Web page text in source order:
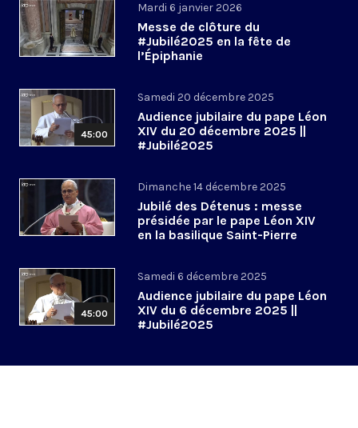
Mardi 6 janvier 2026
Messe de clôture du
#Jubilé2025 en la fête de
l’Épiphanie
45:00
Samedi 20 décembre 2025
Audience jubilaire du pape Léon
XIV du 20 décembre 2025 ||
#Jubilé2025
Dimanche 14 décembre 2025
Jubilé des Détenus : messe
présidée par le pape Léon XIV
en la basilique Saint-Pierre
45:00
Samedi 6 décembre 2025
Audience jubilaire du pape Léon
XIV du 6 décembre 2025 ||
#Jubilé2025